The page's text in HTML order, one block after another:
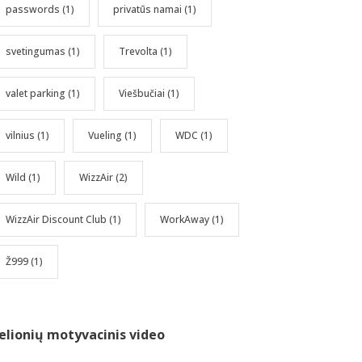
passwords (1) privatūs namai (1)
svetingumas (1) Trevolta (1)
valet parking (1) Viešbučiai (1)
vilnius (1) Vueling (1) WDC (1)
Wild (1) WizzAir(2)
WizzAir Discount Club (1) WorkAway(1)
Ž999(1)
motyvacinis video